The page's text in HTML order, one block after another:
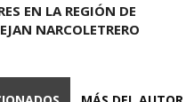
EN LA REGIÓN DE
NARCOLETRERO